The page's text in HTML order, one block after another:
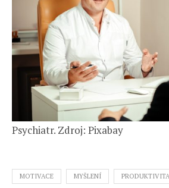
Psychiatr. Zdroj: Pixabay
MOTIVACE MYŠLENÍ